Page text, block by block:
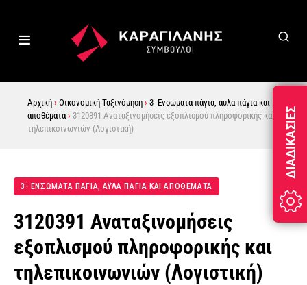
Αρχική › Οικονομική Ταξινόμηση › 3- Ενσώματα πάγια, άυλα πάγια και
αποθέματα › 3120391 Αναταξινομήσεις εξοπλισμού πληροφορικής και
τηλεπικοινωνιών (Λογιστική)
3- ΕΝΣΏΜΑΤΑ ΠΆΓΙΑ, ΆΥΛΑ ΠΆΓΙΑ ΚΑΙ ΑΠΟΘΈΜΑΤΑ
3120391 Αναταξινομήσεις
εξοπλισμού πληροφορικής και
τηλεπικοινωνιών (Λογιστική)
ΔΙΑΔΙΚΑΣΊΕΣ